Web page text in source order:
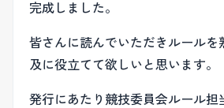
完成しました。
皆さんに読んでいただきルールを
及に役立てて欲しいと思います。
発行にあたり競技委員会ルール担